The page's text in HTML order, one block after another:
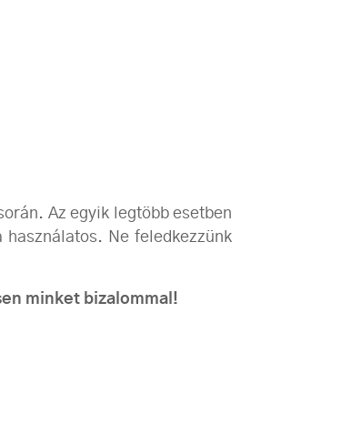
Az egyik legtöbb esetben
Ne feledkezzünk
minket bizalommal!